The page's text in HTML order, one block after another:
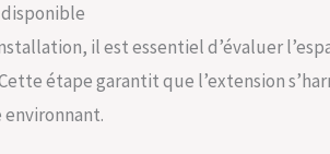
disponible
il est essentiel d’évaluer
étape garantit que l’extension